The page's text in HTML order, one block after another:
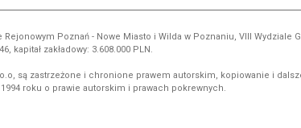
Poznań - Nowe Miasto i Wilda w Poznaniu, VIII Wydziale
kapitał zakładowy: 3.608.000 PLN.
są zastrzeżone i chronione prawem autorskim, kopiowanie i
roku o prawie autorskim i prawach pokrewnych.